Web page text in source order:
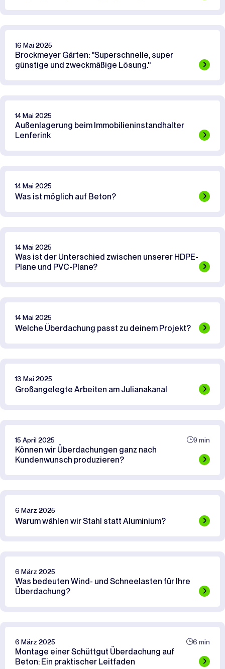
16 Mai 2025
Brockmeyer Gärten: ''Superschnelle, super
günstige und zweckmäßige Lösung.''
14 Mai 2025
Außenlagerung beim Immobilieninstandhalter
Lenferink
14 Mai 2025
Was ist möglich auf Beton?
14 Mai 2025
Was ist der Unterschied zwischen unserer HDPE-
Plane und PVC-Plane?
14 Mai 2025
Welche Überdachung passt zu deinem Projekt?
13 Mai 2025
Großangelegte Arbeiten am Julianakanal
15 April 2025 9 min
Können wir Überdachungen ganz nach
Kundenwunsch produzieren?
6 März 2025
Warum wählen wir Stahl statt Aluminium?
6 März 2025
Was bedeuten Wind- und Schneelasten für Ihre
Überdachung?
6 März 2025 6 min
Montage einer Schüttgut Überdachung auf
Beton: Ein praktischer Leitfaden